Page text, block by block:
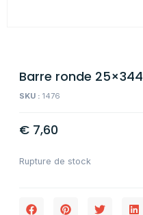
Barre ronde 25×344
SKU : 1476
€ 7,60
Rupture de stock